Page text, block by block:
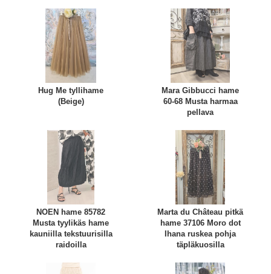
Hug Me tyllihame
(Beige)
Mara Gibbucci hame
60-68 Musta harmaa
pellava
NOEN hame 85782
Musta tyylikäs hame
kauniilla tekstuurisilla
raidoilla
Marta du Château pitkä
hame 37106 Moro dot
Ihana ruskea pohja
täpläkuosilla